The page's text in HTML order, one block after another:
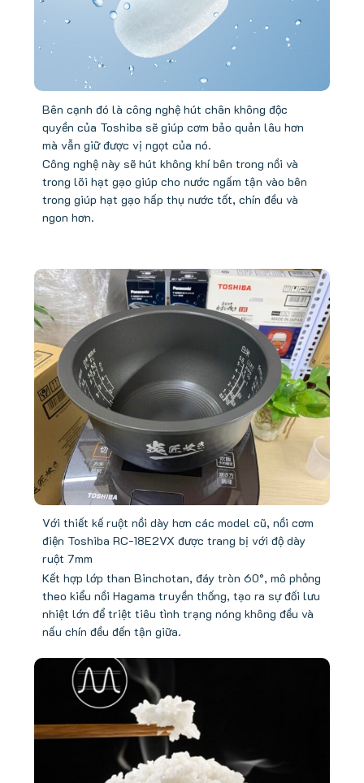
Bên cạnh đó là công nghệ hút chân không độc
quyền của Toshiba sẽ giúp cơm bảo quản lâu hơn
mà vẫn giữ được vị ngọt của nó.
Công nghệ này sẽ hút không khí bên trong nồi và
trong lõi hạt gạo giúp cho nước ngấm tận vào bên
trong giúp hạt gạo hấp thụ nước tốt, chín đều và
ngon hơn.
Với thiết kế ruột nồi dày hơn các model cũ, nồi cơm
điện Toshiba RC-18E2VX được trang bị với độ dày
ruột 7mm
Kết hợp lớp than Binchotan, đáy tròn 60°, mô phỏng
theo kiểu nồi Hagama truyền thống, tạo ra sự đối lưu
nhiệt lớn để triệt tiêu tình trạng nóng không đều và
nấu chín đều đến tận giữa.